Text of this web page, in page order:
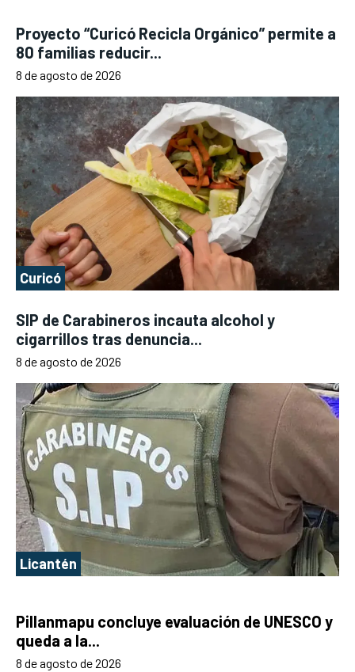
Proyecto “Curicó Recicla Orgánico” permite a
80 familias reducir...
8 de agosto de 2026
Curicó
SIP de Carabineros incauta alcohol y
cigarrillos tras denuncia...
8 de agosto de 2026
Licantén
Pillanmapu concluye evaluación de UNESCO y
queda a la...
8 de agosto de 2026